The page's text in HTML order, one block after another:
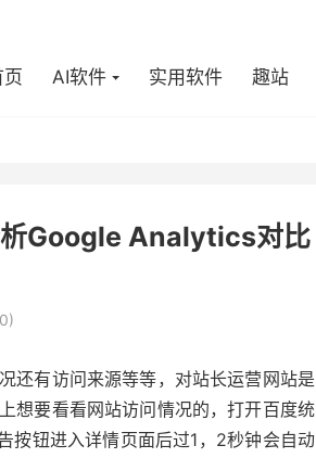
页 AI软件 实用软件 趣站
Google Analytics对比
还有访问来源等等，对站长运营网站是
想要看看网站访问情况的，打开百度统
按钮进入详情页面后过1，2秒钟会自动